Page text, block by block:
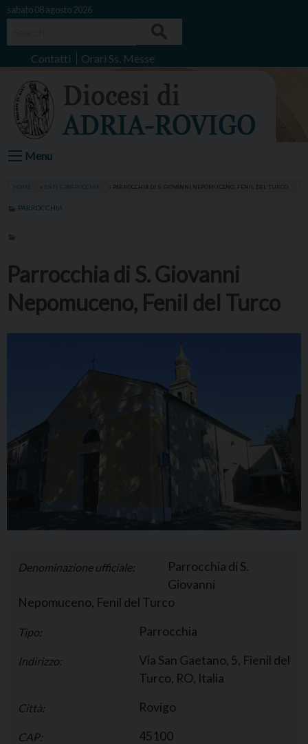
Skip
sabato 08 agosto 2026
Contatti Orari Ss. Messe
Menu
HOME ENTI E PARROCCHIE PARROCCHIA DI S. GIOVANNI NEPOMUCENO, FENIL DEL TURCO
PARROCCHIA
Parrocchia di S. Giovanni
Nepomuceno, Fenil del Turco
Denominazione ufficiale:
Parrocchia di S.
Giovanni
Nepomuceno, Fenil del Turco
Tipo: Parrocchia
Indirizzo:
Via San Gaetano, 5, Fienil del
Turco, RO, Italia
Città: Rovigo
CAP: 45100